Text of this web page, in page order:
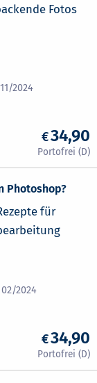
Fotos
2024
34,90
Photoshop?
für
2024
34,90